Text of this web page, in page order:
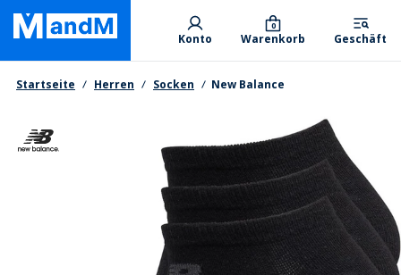
Skip
main
content
Primary departments
Konto Warenkorb
0
Geschäft
Brotkrumen
Startseite Herren Socken New Balance